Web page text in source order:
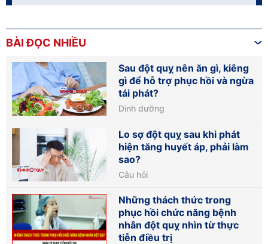
BÀI ĐỌC NHIỀU
Sau đột quỵ nên ăn gì, kiêng
gì để hỗ trợ phục hồi và ngừa
tái phát?
Dinh dưỡng
Lo sợ đột quỵ sau khi phát
hiện tăng huyết áp, phải làm
sao?
Câu hỏi
Những thách thức trong
phục hồi chức năng bệnh
nhân đột quỵ nhìn từ thực
tiễn điều trị